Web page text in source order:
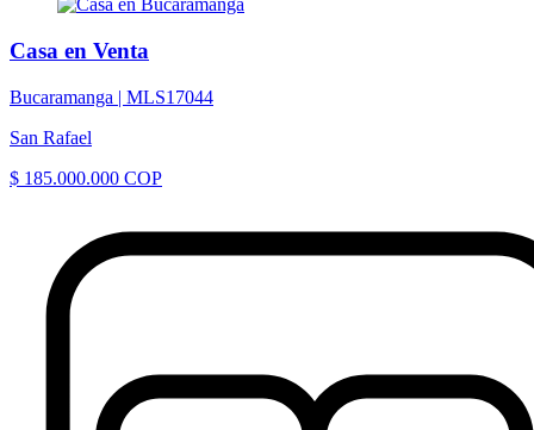
Casa en Venta
Bucaramanga | MLS17044
San Rafael
$ 185.000.000 COP